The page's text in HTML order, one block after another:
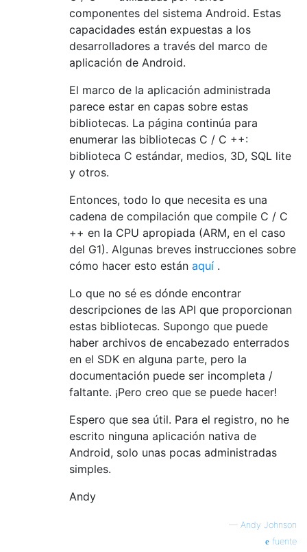
componentes del sistema Android. Estas
capacidades están expuestas a los
desarrolladores a través del marco de
aplicación de Android.
El marco de la aplicación administrada
parece estar en capas sobre estas
bibliotecas. La página continúa para
enumerar las bibliotecas C / C ++:
biblioteca C estándar, medios, 3D, SQL lite
y otros.
Entonces, todo lo que necesita es una
cadena de compilación que compile C / C
++ en la CPU apropiada (ARM, en el caso
del G1). Algunas breves instrucciones sobre
cómo hacer esto están aquí .
Lo que no sé es dónde encontrar
descripciones de las API que proporcionan
estas bibliotecas. Supongo que puede
haber archivos de encabezado enterrados
en el SDK en alguna parte, pero la
documentación puede ser incompleta /
faltante. ¡Pero creo que se puede hacer!
Espero que sea útil. Para el registro, no he
escrito ninguna aplicación nativa de
Android, solo unas pocas administradas
simples.
Andy
— Andy Johnson
fuente